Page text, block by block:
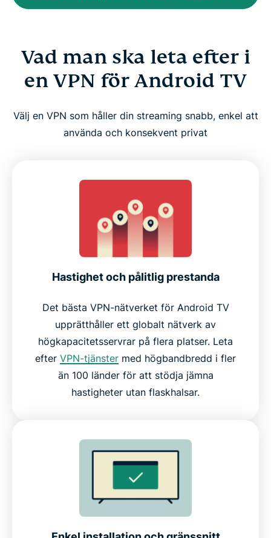
Vad man ska leta efter i
en VPN för Android TV
Välj en VPN som håller din streaming snabb, enkel att
använda och konsekvent privat
Hastighet och pålitlig prestanda
Det bästa VPN-nätverket för Android TV
upprätthåller ett globalt nätverk av
högkapacitetsservrar på flera platser. Leta
efter VPN-tjänster med högbandbredd i fler
än 100 länder för att stödja jämna
hastigheter utan flaskhalsar.